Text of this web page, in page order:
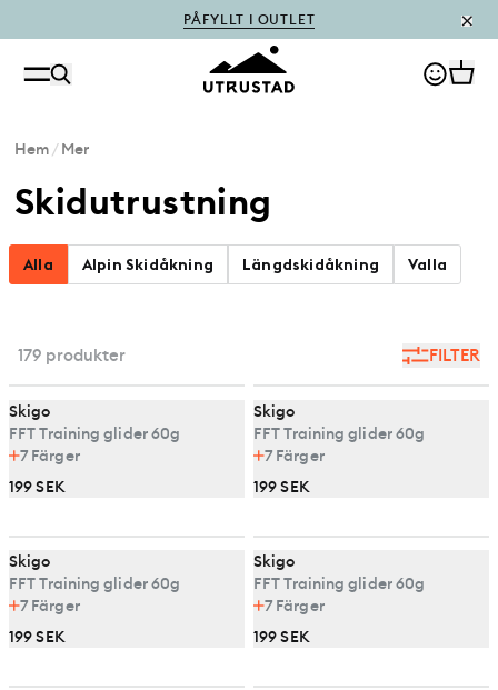
PÅFYLLT I OUTLET
Hem/Mer
Skidutrustning
Alla Alpin Skidåkning Längdskidåkning Valla
FILTER
179 produkter
Skigo
FFT Training glider 60g
7 Färger
199 SEK
Skigo
FFT Training glider 60g
7 Färger
199 SEK
Skigo
FFT Training glider 60g
7 Färger
199 SEK
Skigo
FFT Training glider 60g
7 Färger
199 SEK